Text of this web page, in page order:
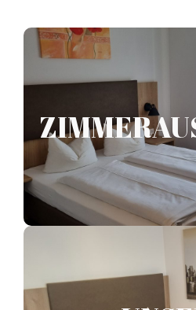
Insgesamt verfügt
Restaurant Krone
8
24
2